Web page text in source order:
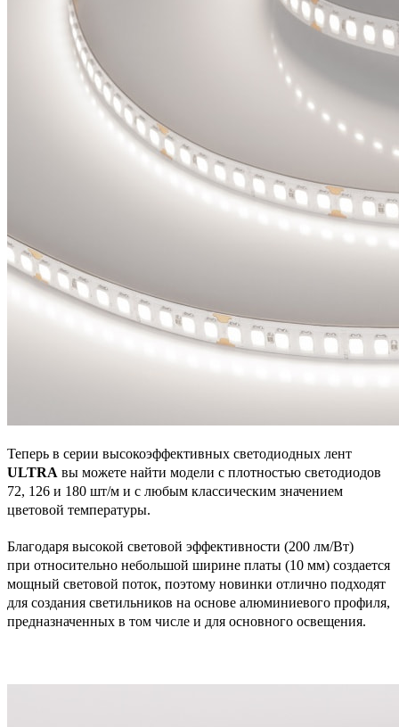
Теперь в серии высокоэффективных светодиодных лент
ULTRA вы можете найти модели с плотностью светодиодов
72, 126 и 180 шт/м и с любым классическим значением
цветовой температуры.
Благодаря высокой световой эффективности (200 лм/Вт)
при относительно небольшой ширине платы (10 мм) создается
мощный световой поток, поэтому новинки отлично подходят
для создания светильников на основе алюминиевого профиля,
предназначенных в том числе и для основного освещения.